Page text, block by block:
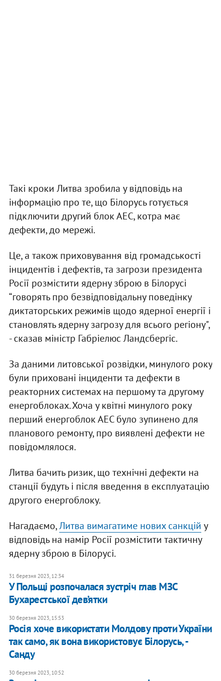
Такі кроки Литва зробила у відповідь на
інформацію про те, що Білорусь готується
підключити другий блок АЕС, котра має
дефекти, до мережі.
Це, а також приховування від громадськості
інцидентів і дефектів, та загрози президента
Росії розмістити ядерну зброю в Білорусі
“говорять про безвідповідальну поведінку
диктаторських режимів щодо ядерної енергії і
становлять ядерну загрозу для всього регіону",
- сказав міністр Габріелюс Ландсбергіс.
За даними литовської розвідки, минулого року
були приховані інциденти та дефекти в
реакторних системах на першому та другому
енергоблоках. Хоча у квітні минулого року
перший енергоблок АЕС було зупинено для
планового ремонту, про виявлені дефекти не
повідомлялося.
Литва бачить ризик, що технічні дефекти на
станції будуть і після введення в експлуатацію
другого енергоблоку.
Нагадаємо,Литва вимагатиме нових санкцій у
відповідь на намір Росії розмістити тактичну
ядерну зброю в Білорусі.
31 березня 2023, 12:34
У Польщі розпочалася зустріч глав МЗС
Бухарестської дев’ятки
30 березня 2023, 15:53
Росія хоче використати Молдову проти України
так само, як вона використовує Білорусь, -
Санду
30 березня 2023, 10:52